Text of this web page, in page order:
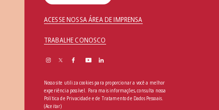
ACESSE NOSSA ÁREA DE IMPRENSA
TRABALHE CONOSCO
Nosso site utiliza cookies para proporcionar a você a melhor
experiência possível. Para mais informações, consulta nossa
Política de Privacidade e de Tratamento de Dados Pessoais
(Aceitar)